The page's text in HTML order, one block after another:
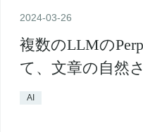
2024-03-26
複数のLLMの
て、文章の自然
AI